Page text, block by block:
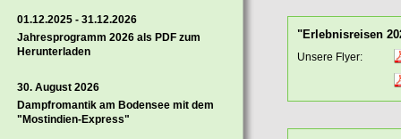
01.12.2025 - 31.12.2026
Jahresprogramm 2026 als PDF zum
Herunterladen
30. August 2026
Dampfromantik am Bodensee mit dem
"Mostindien-Express"
"Erlebnisreisen
Unsere Flyer: